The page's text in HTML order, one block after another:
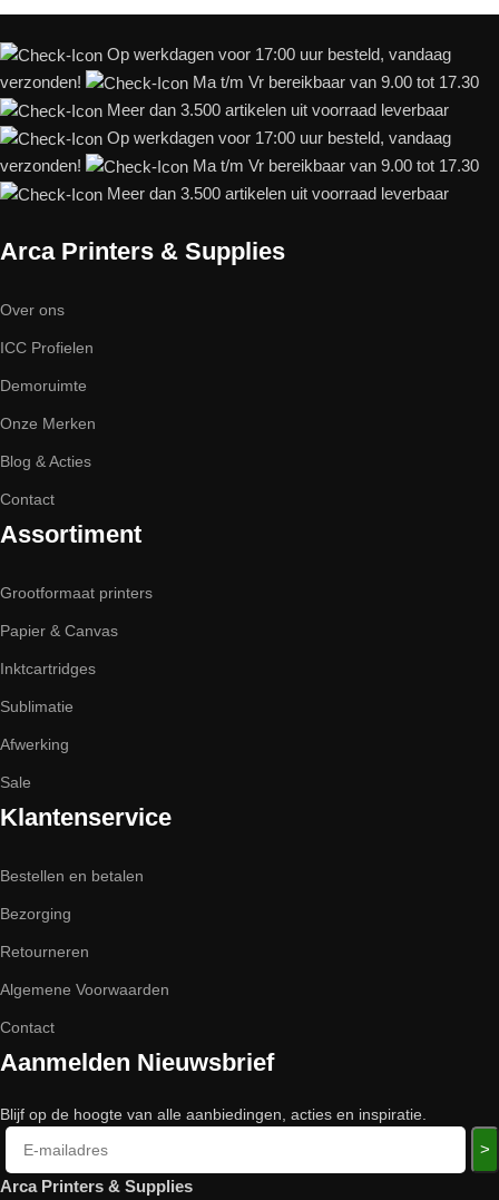
Op werkdagen voor 17:00 uur besteld, vandaag
verzonden!
Ma t/m Vr bereikbaar van 9.00 tot 17.30
Meer dan 3.500 artikelen uit voorraad leverbaar
Op werkdagen voor 17:00 uur besteld, vandaag
verzonden!
Ma t/m Vr bereikbaar van 9.00 tot 17.30
Meer dan 3.500 artikelen uit voorraad leverbaar
Arca Printers & Supplies
Over ons
ICC Profielen
Demoruimte
Onze Merken
Blog & Acties
Contact
Assortiment
Grootformaat printers
Papier & Canvas
Inktcartridges
Sublimatie
Afwerking
Sale
Klantenservice
Bestellen en betalen
Bezorging
Retourneren
Algemene Voorwaarden
Contact
Aanmelden Nieuwsbrief
Blijf op de hoogte van alle aanbiedingen, acties en inspiratie.
>
Arca Printers & Supplies